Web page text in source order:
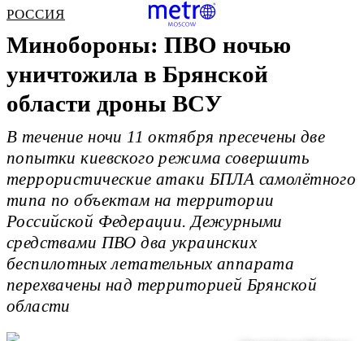
РОССИЯ
Минобороны: ПВО ночью
уничтожила в Брянской
области дроны ВСУ
В течение ночи 11 октября пресечены две
попытки киевского режима совершить
террористические атаки БПЛА самолётного
типа по объектам на территории
Российской Федерации. Дежурными
средствами ПВО два украинских
беспилотных летательных аппарата
перехвачены над территорией Брянской
области